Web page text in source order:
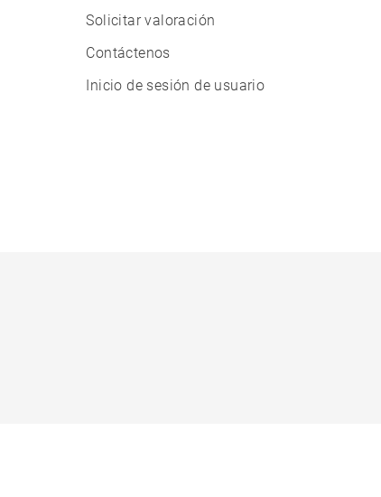
Solicitar valoración
Contáctenos
Inicio de sesión de usuario